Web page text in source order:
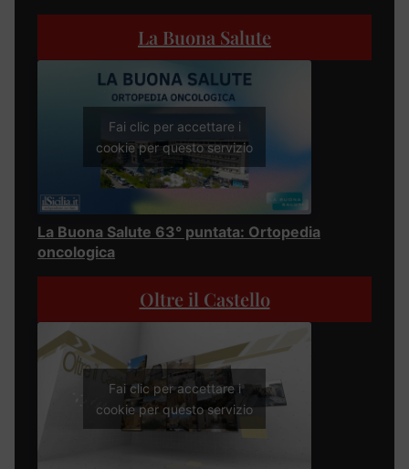
La Buona Salute
Fai clic per accettare i
cookie per questo servizio
La Buona Salute 63° puntata: Ortopedia
oncologica
Oltre il Castello
Fai clic per accettare i
cookie per questo servizio